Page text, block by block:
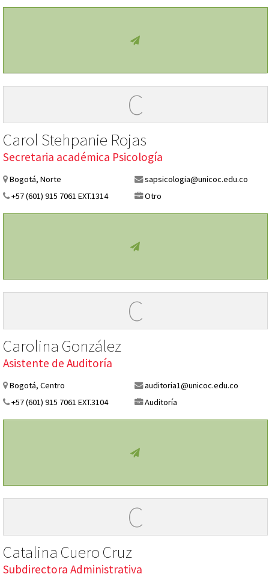
C
Carol Stehpanie Rojas
Secretaria académica Psicología
Bogotá, Norte
sapsicologia@unicoc.edu.co
+57 (601) 915 7061 EXT.1314
Otro
C
Carolina González
Asistente de Auditoría
Bogotá, Centro
auditoria1@unicoc.edu.co
+57 (601) 915 7061 EXT.3104
Auditoría
C
Catalina Cuero Cruz
Subdirectora Administrativa